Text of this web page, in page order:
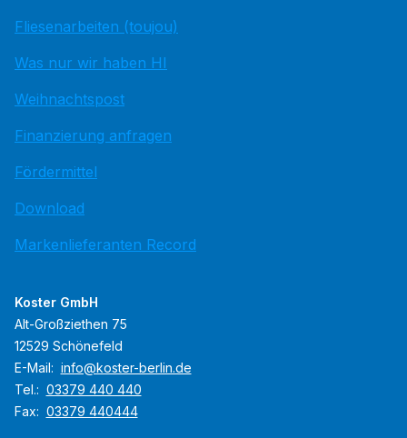
Fliesenarbeiten (toujou)
Was nur wir haben HI
Weihnachtspost
Finanzierung anfragen
Fördermittel
Download
Markenlieferanten Record
Koster GmbH
Alt-Großziethen 75
12529 Schönefeld
E-Mail: info@koster-berlin.de
Tel.: 03379 440 440
Fax: 03379 440444